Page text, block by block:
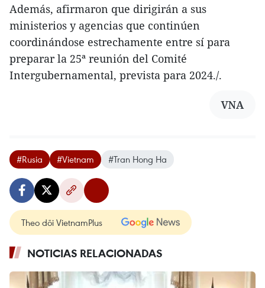
Además, afirmaron que dirigirán a sus
ministerios y agencias que continúen
coordinándose estrechamente entre sí para
preparar la 25ª reunión del Comité
Intergubernamental, prevista para 2024./.
VNA
#Rusia #Vietnam #Tran Hong Ha
Theo dõi VietnamPlus
NOTICIAS RELACIONADAS